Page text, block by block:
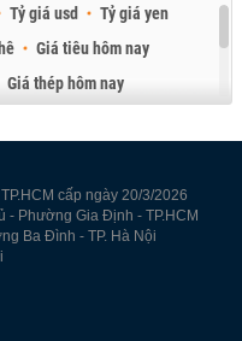
Tỷ giá usd
Tỷ giá yen
Giá tiêu hôm nay
Giá thép hôm nay
cấp ngày 20/3/2026
- Phường Gia Định - TP.HCM
Ba Đình - TP. Hà Nội